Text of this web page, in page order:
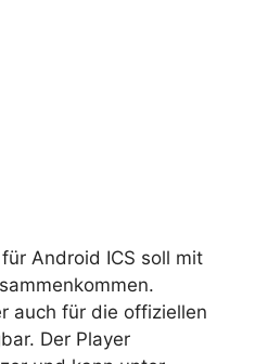
Android ICS soll mit
auch für die offiziellen
Der Player